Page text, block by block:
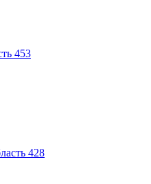
453
428